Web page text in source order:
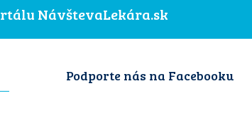
NávštevaLekára.sk
Podporte nás na Facebooku